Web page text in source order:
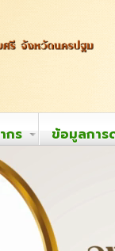
กร ข้อมูลการ